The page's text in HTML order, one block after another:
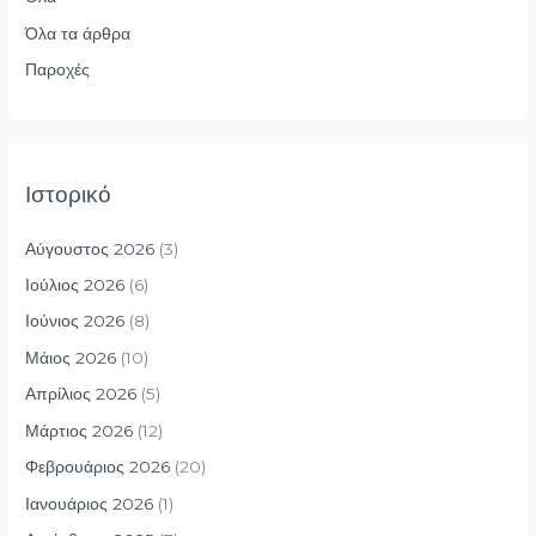
η
σ
η
:
Όλα τα άρθρα
Παροχές
Ιστορικό
Αύγουστος 2026 (3)
Ιούλιος 2026 (6)
Ιούνιος 2026 (8)
Μάιος 2026 (10)
Απρίλιος 2026 (5)
Μάρτιος 2026 (12)
Φεβρουάριος 2026 (20)
Ιανουάριος 2026 (1)